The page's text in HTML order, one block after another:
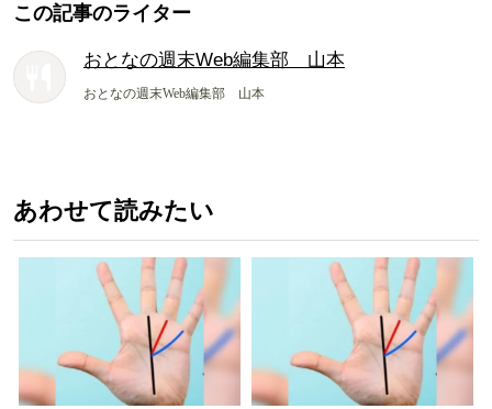
この記事のライター
おとなの週末Web編集部 山本
おとなの週末Web編集部 山本
あわせて読みたい